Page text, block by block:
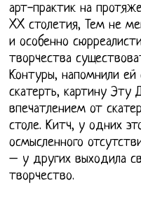
арт-практик на
XX столетия, Тем не
и особенно
творчества
Контуры, напомнили
скатерть, картину Эту
впечатлением от
столе. Китч, у одних
осмысленного
– у других выходила
творчество.